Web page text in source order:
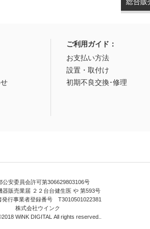
総合販
ご利用ガイド：
お支払い方法
設置・取付け
初期不良交換･修理
公安委員会許可第306629803106号
器販売業届 ２２台台健生医 や 第593号
発行事業者登録番号 T3010501022381
株式会社ウインク
WiNK DIGITAL All rights reserved..